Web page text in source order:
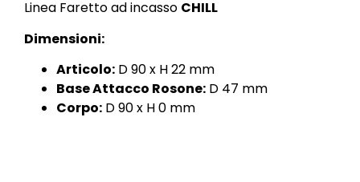
Linea Faretto ad incasso CHILL
Dimensioni:
Articolo: D 90 x H 22 mm
Base Attacco Rosone: D 47 mm
Corpo: D 90 x H 0 mm